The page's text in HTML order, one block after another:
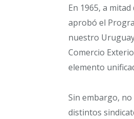
En 1965, a
aprobó el
nuestro
Comercio
elemento
Sin embargo,
distintos